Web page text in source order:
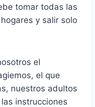
tomar todas las
y salir solo
el
el que
nuestros adultos
instrucciones